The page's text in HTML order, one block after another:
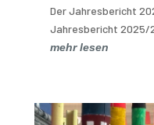
Der Jahresbericht
Jahresbericht 2025/
mehr lesen